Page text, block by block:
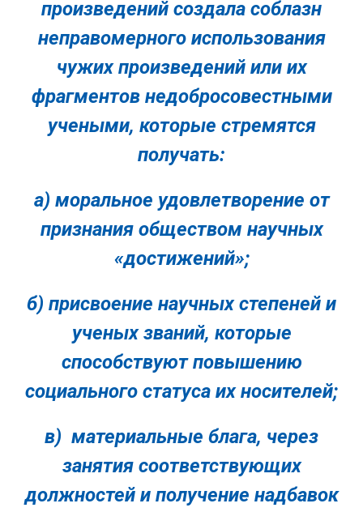
произведений создала соблазн
неправомерного использования
чужих произведений или их
фрагментов недобросовестными
учеными, которые стремятся
получать:
а) моральное удовлетворение от
признания обществом научных
«достижений»;
б) присвоение научных степеней и
ученых званий, которые
способствуют повышению
социального статуса их носителей;
в) материальные блага, через
занятия соответствующих
должностей и получение надбавок